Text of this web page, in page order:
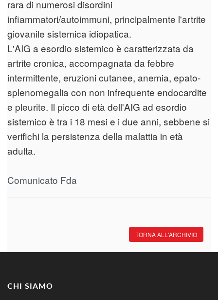
rara di numerosi disordini
infiammatori/autoimmuni, principalmente l'artrite
giovanile sistemica idiopatica.
L'AIG a esordio sistemico è caratterizzata da
artrite cronica, accompagnata da febbre
intermittente, eruzioni cutanee, anemia, epato-
splenomegalia con non infrequente endocardite
e pleurite. Il picco di età dell'AIG ad esordio
sistemico è tra i 18 mesi e i due anni, sebbene si
verifichi la persistenza della malattia in età
adulta.
Comunicato Fda
TORNA ALL'ARCHIVIO
CHI SIAMO